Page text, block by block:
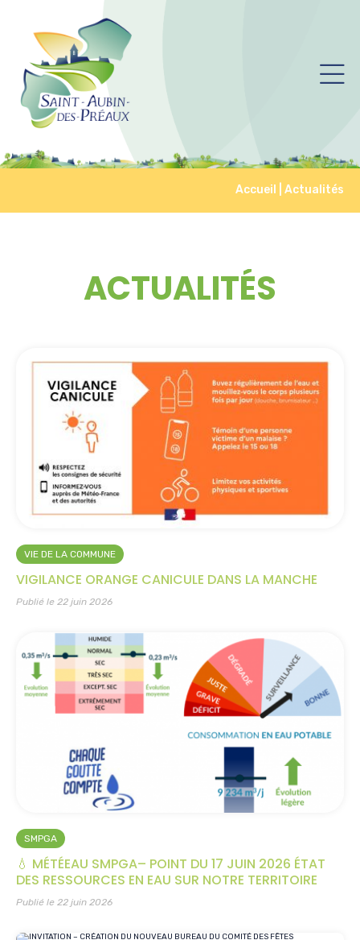
Accueil Actualités
ACTUALITÉS
VIE DE LA COMMUNE
VIGILANCE ORANGE CANICULE DANS LA MANCHE
Publié le 22 juin 2026
SMPGA
💧 MÉTÉEAU SMPGA– POINT DU 17 JUIN 2026 ÉTAT
DES RESSOURCES EN EAU SUR NOTRE TERRITOIRE
Publié le 22 juin 2026